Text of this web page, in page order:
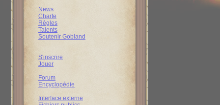
News
Charte
Règles
Talents
Soutenir Gobland
S'inscrire
Jouer
Forum
Encyclopédie
Interface externe